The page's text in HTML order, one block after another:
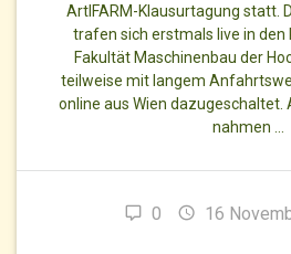
ArtIFARM-Klausurtagung statt.
trafen sich erstmals live in den
Fakultät Maschinenbau der
teilweise mit langem
online aus Wien dazugeschaltet.
nahmen …
0 16